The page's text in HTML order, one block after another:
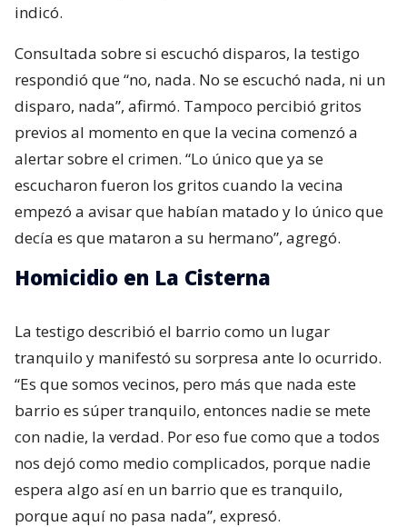
indicó.
Consultada sobre si escuchó disparos, la testigo
respondió que “no, nada. No se escuchó nada, ni un
disparo, nada”, afirmó. Tampoco percibió gritos
previos al momento en que la vecina comenzó a
alertar sobre el crimen. “Lo único que ya se
escucharon fueron los gritos cuando la vecina
empezó a avisar que habían matado y lo único que
decía es que mataron a su hermano”, agregó.
Homicidio en La Cisterna
La testigo describió el barrio como un lugar
tranquilo y manifestó su sorpresa ante lo ocurrido.
“Es que somos vecinos, pero más que nada este
barrio es súper tranquilo, entonces nadie se mete
con nadie, la verdad. Por eso fue como que a todos
nos dejó como medio complicados, porque nadie
espera algo así en un barrio que es tranquilo,
porque aquí no pasa nada”, expresó.